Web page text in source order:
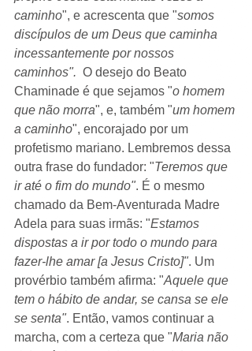
caminho", e acrescenta que "somos
discípulos de um Deus que caminha
incessantemente por nossos
caminhos".
  O desejo do Beato
Chaminade é que sejamos "o homem
que não morra", e, também "um homem
a caminho", encorajado por um
profetismo mariano. Lembremos dessa
outra frase do fundador: "Teremos que
ir até o fim do mundo". É o mesmo
chamado da Bem-Aventurada Madre
Adela para suas irmãs: "Estamos
dispostas a ir por todo o mundo para
fazer-lhe amar [a Jesus Cristo]". Um
provérbio também afirma: "Aquele que
tem o hábito de andar, se cansa se ele
se senta". Então, vamos continuar a
marcha, com a certeza que "Maria não